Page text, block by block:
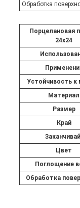
Обработка
Порцелановая
24х24
Устойчивость к
Материал
Размер
Край
Цвет
Поглощение
Обработка